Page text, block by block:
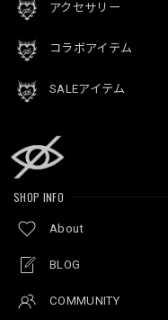
アクセサリー
コラボアイテム
SALEアイテム
SHOP INFO
About
BLOG
COMMUNITY